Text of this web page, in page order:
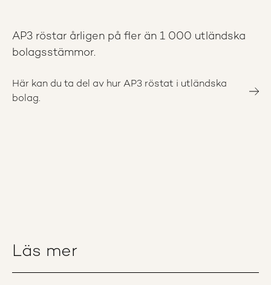
AP3 röstar årligen på fler än 1 000 utländska
bolagsstämmor.
Här kan du ta del av hur AP3 röstat i utländska
bolag.
Läs mer